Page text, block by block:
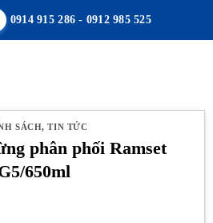
0914 915 286 - 0912 985 525
SÁCH,TIN TỨC
phân phối Ramset
650ml